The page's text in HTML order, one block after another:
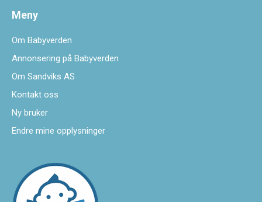
Meny
Om Babyverden
Annonsering på Babyverden
Om Sandviks AS
Kontakt oss
Ny bruker
Endre mine opplysninger